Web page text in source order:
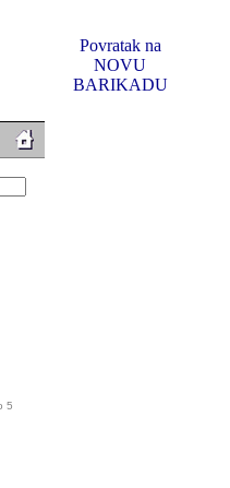
Povratak na
NOVU
BARIKADU